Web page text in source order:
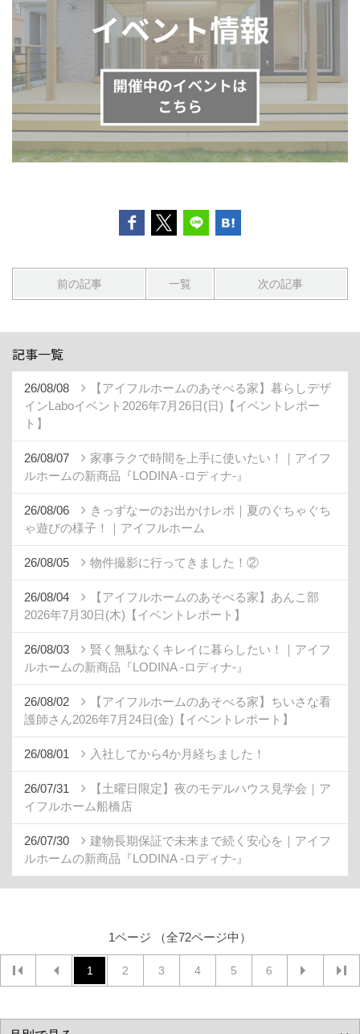
前の記事 一覧 次の記事
記事一覧
26/08/08
【アイフルホームのあそべる家】暮らしデザ
インLaboイベント2026年7月26日(日)【イベントレポー
ト】
26/08/07
家事ラクで時間を上手に使いたい！｜アイフ
ルホームの新商品『LODINA -ロディナ-』
26/08/06
きっずなーのお出かけレポ｜夏のぐちゃぐち
ゃ遊びの様子！｜アイフルホーム
26/08/05 物件撮影に行ってきました！②
26/08/04
【アイフルホームのあそべる家】あんこ部
2026年7月30日(木)【イベントレポート】
26/08/03
賢く無駄なくキレイに暮らしたい！｜アイフ
ルホームの新商品『LODINA -ロディナ-』
26/08/02
【アイフルホームのあそべる家】ちいさな看
護師さん2026年7月24日(金)【イベントレポート】
26/08/01 入社してから4か月経ちました！
26/07/31
【土曜日限定】夜のモデルハウス見学会｜ア
イフルホーム船橋店
26/07/30
建物長期保証で未来まで続く安心を｜アイフ
ルホームの新商品『LODINA -ロディナ-』
1ページ （全72ページ中）
1 2 3 4 5 6